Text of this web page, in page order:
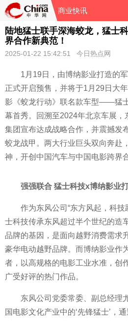
商业快讯
陆地猛士联手深海蛟龙，猛士
界合作新典范！
2025-01-22 15:42:51 今日热点网
1月19日，由博纳影业打造的
正式开启预售，并将于1月29日大
影《蛟龙行动》联名款车型——猛
幕首秀。回溯至2024年北京车展，
集团宣布达成战略合作，并震撼
蛟龙战甲。两大行业巨头双向奔赴
神，开创 中国汽车与中国电影跨界
强强联合 猛士科技x博纳影业
作为东风公司“东方风起，科
士科技传承东风超过半个世纪的造
品牌的基因，是面向越野消费需求
豪华电动越野品牌。而博纳影业作
者，以高规格的电影工业水准，创
广受好评的热门作品。
东风公司党委常委、副 总经理
国电影文化产业中的‘先锋猛士’，